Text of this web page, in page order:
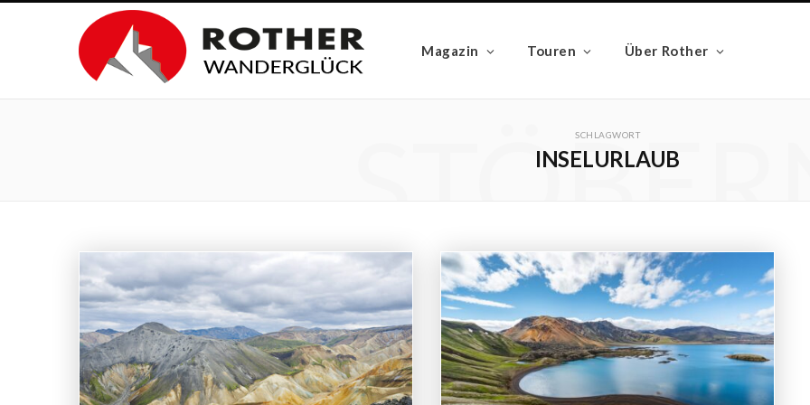
Magazin Touren Über Rother
SCHLAGWORT
INSELURLAUB
STÖBERN